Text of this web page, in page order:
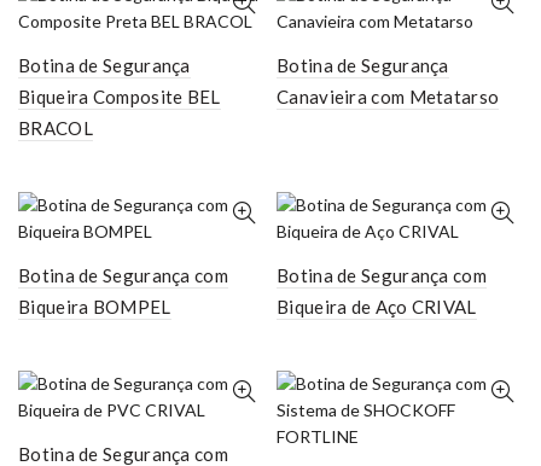
Botina de Segurança
Biqueira Composite BEL
BRACOL
Botina de Segurança
Canavieira com Metatarso
Botina de Segurança com
Biqueira BOMPEL
Botina de Segurança com
Biqueira de Aço CRIVAL
Botina de Segurança com